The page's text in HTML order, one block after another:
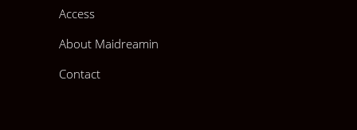
Access
About Maidreamin
Contact